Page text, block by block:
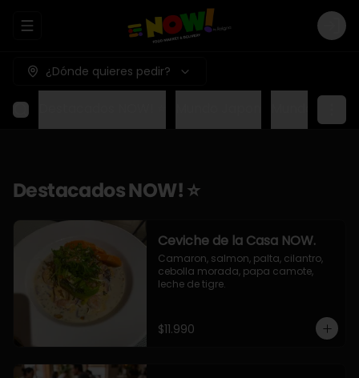
Abrir menu de navegación Login
¿Dónde quieres pedir?
Destacados NOW! ⭐
Ceviche de la Casa NOW.
Camaron, salmon, palta, cilantro,
cebolla morada, papa camote,
leche de tigre.
$11.990